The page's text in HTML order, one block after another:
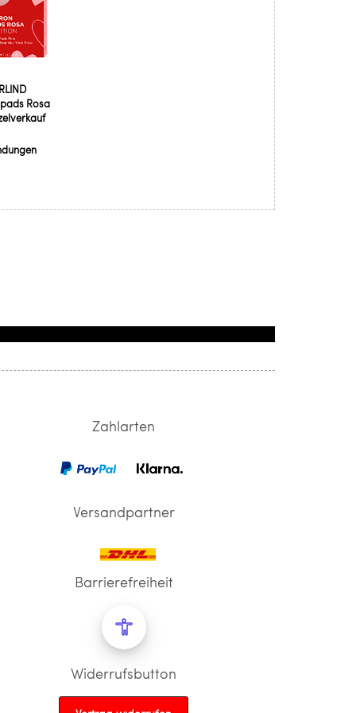
Rosa
Zahlarten
Versandpartner
Barrierefreiheit
Widerrufsbutton